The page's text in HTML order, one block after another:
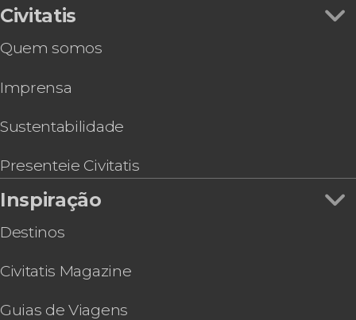
Aluguel de jet ski em Boracay
Tour por Boracay
Civitatis
Quem somos
Imprensa
Sustentabilidade
Presenteie Civitatis
Inspiração
Destinos
Civitatis Magazine
Guias de Viagens